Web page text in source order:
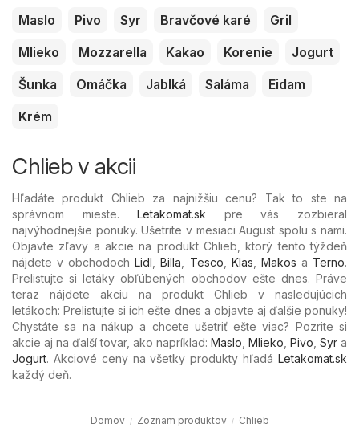
Maslo Pivo Syr Bravčové karé
Gril
Mlieko
Mozzarella Kakao Korenie
Jogurt
Šunka
Omáčka Jablká Saláma
Eidam
Krém
Chlieb v akcii
Hľadáte produkt Chlieb za najnižšiu cenu? Tak to ste na
správnom mieste.Letakomat.sk pre vás zozbieral
najvýhodnejšie ponuky. Ušetrite v mesiaci August spolu s nami.
Objavte zľavy a akcie na produkt Chlieb, ktorý tento týždeň
nájdete v obchodochLidl ,Billa Tesco Klas Makos a Terno.
Prelistujte si letáky obľúbených obchodov ešte dnes. Práve
teraz nájdete akciu na produkt Chlieb v nasledujúcich
letákoch: Prelistujte si ich ešte dnes a objavte aj ďalšie ponuky!
Chystáte sa na nákup a chcete ušetriť ešte viac? Pozrite si
akcie aj na ďalší tovar, ako napríklad: Maslo Mlieko Pivo Syr a
Jogurt. Akciové ceny na všetky produkty hľadá Letakomat.sk
každý deň.
Domov Zoznam produktov Chlieb